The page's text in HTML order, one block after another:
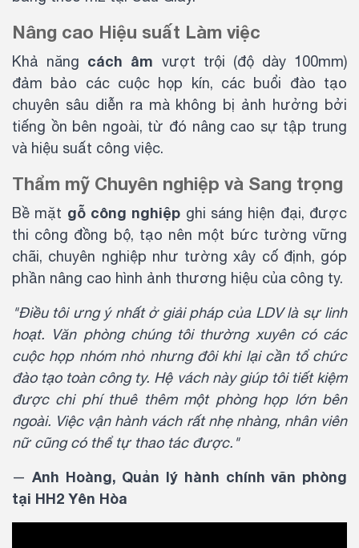
Nâng cao Hiệu suất Làm việc
Khả năng cách âm vượt trội (độ dày 100mm)
đảm bảo các cuộc họp kín, các buổi đào tạo
chuyên sâu diễn ra mà không bị ảnh hưởng bởi
tiếng ồn bên ngoài, từ đó nâng cao sự tập trung
và hiệu suất công việc.
Thẩm mỹ Chuyên nghiệp và Sang trọng
Bề mặt gỗ công nghiệp ghi sáng hiện đại, được
thi công đồng bộ, tạo nên một bức tường vững
chãi, chuyên nghiệp như tường xây cố định, góp
phần nâng cao hình ảnh thương hiệu của công ty.
"Điều tôi ưng ý nhất ở giải pháp của LDV là sự linh
hoạt. Văn phòng chúng tôi thường xuyên có các
cuộc họp nhóm nhỏ nhưng đôi khi lại cần tổ chức
đào tạo toàn công ty. Hệ vách này giúp tôi tiết kiệm
được chi phí thuê thêm một phòng họp lớn bên
ngoài. Việc vận hành vách rất nhẹ nhàng, nhân viên
nữ cũng có thể tự thao tác được."
— Anh Hoàng, Quản lý hành chính văn phòng
tại HH2 Yên Hòa